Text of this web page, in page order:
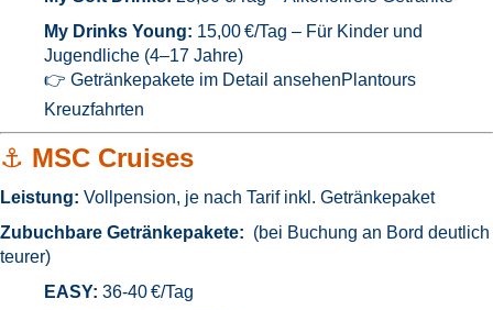
My Drinks Young: 15,00 €/Tag – Für Kinder und
Jugendliche (4–17 Jahre)
👉 Getränkepakete im Detail ansehenPlantours
Kreuzfahrten
⚓ MSC Cruises
Leistung: Vollpension, je nach Tarif inkl. Getränkepaket
Zubuchbare Getränkepakete: (bei Buchung an Bord deutlich
teurer)
EASY: 36-40€/Tag